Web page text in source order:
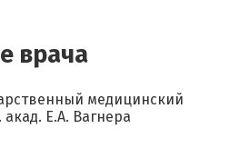
врача
медицинский
Е.А. Вагнера